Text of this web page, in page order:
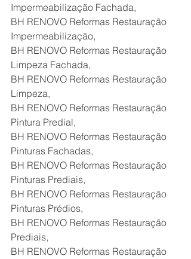
Impermeabilização Fachada,
BH RENOVO Reformas Restauração
Impermeabilização,
BH RENOVO Reformas Restauração
Limpeza Fachada,
BH RENOVO Reformas Restauração
Limpeza,
BH RENOVO Reformas Restauração
Pintura Predial,
BH RENOVO Reformas Restauração
Pinturas Fachadas,
BH RENOVO Reformas Restauração
Pinturas Prediais,
BH RENOVO Reformas Restauração
Pinturas Prédios,
BH RENOVO Reformas Restauração
Prediais,
BH RENOVO Reformas Restauração